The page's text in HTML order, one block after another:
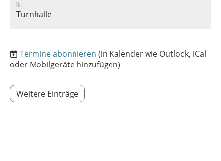
Ort
Turnhalle
Termine abonnieren (in Kalender wie Outlook, iCal
oder Mobilgeräte hinzufügen)
Weitere Einträge